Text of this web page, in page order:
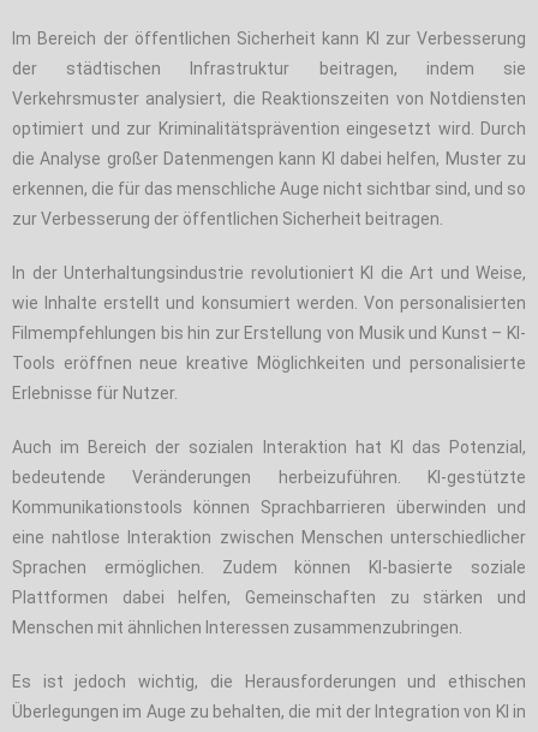
Im Bereich der öffentlichen Sicherheit kann KI zur Verbesserung
der städtischen Infrastruktur beitragen, indem sie
Verkehrsmuster analysiert, die Reaktionszeiten von Notdiensten
optimiert und zur Kriminalitätsprävention eingesetzt wird. Durch
die Analyse großer Datenmengen kann KI dabei helfen, Muster zu
erkennen, die für das menschliche Auge nicht sichtbar sind, und so
zur Verbesserung der öffentlichen Sicherheit beitragen.
In der Unterhaltungsindustrie revolutioniert KI die Art und Weise,
wie Inhalte erstellt und konsumiert werden. Von personalisierten
Filmempfehlungen bis hin zur Erstellung von Musik und Kunst – KI-
Tools eröffnen neue kreative Möglichkeiten und personalisierte
Erlebnisse für Nutzer.
Auch im Bereich der sozialen Interaktion hat KI das Potenzial,
bedeutende Veränderungen herbeizuführen. KI-gestützte
Kommunikationstools können Sprachbarrieren überwinden und
eine nahtlose Interaktion zwischen Menschen unterschiedlicher
Sprachen ermöglichen. Zudem können KI-basierte soziale
Plattformen dabei helfen, Gemeinschaften zu stärken und
Menschen mit ähnlichen Interessen zusammenzubringen.
Es ist jedoch wichtig, die Herausforderungen und ethischen
Überlegungen im Auge zu behalten, die mit der Integration von KI in